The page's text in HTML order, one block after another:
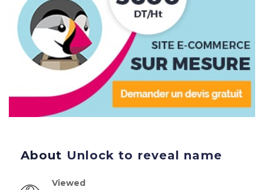
About Unlock to reveal name
Viewed